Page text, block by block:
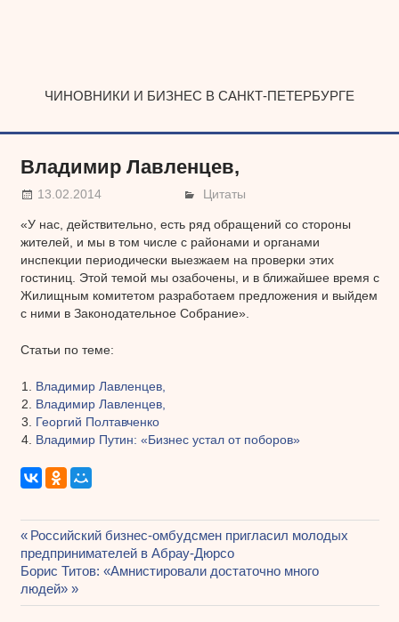
ЧИНОВНИКИ И БИЗНЕС В САНКТ-ПЕТЕРБУРГЕ
Владимир Лавленцев,
13.02.2014 Цитаты
«У нас, действительно, есть ряд обращений со стороны
жителей, и мы в том числе с районами и органами
инспекции периодически выезжаем на проверки этих
гостиниц. Этой темой мы озабочены, и в ближайшее время с
Жилищным комитетом разработаем предложения и выйдем
с ними в Законодательное Собрание».
Статьи по теме:
Владимир Лавленцев,
Владимир Лавленцев,
Георгий Полтавченко
Владимир Путин: «Бизнес устал от поборов»
Навигация
по
записям
Предыдущая
запись:
Российский бизнес-омбудсмен пригласил молодых
предпринимателей в Абрау-Дюрсо
Следующая
запись:
Борис Титов: «Амнистировали достаточно много
людей»